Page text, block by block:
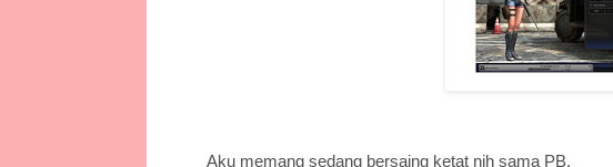
Aku memang sedang bersaing ketat nih sama PB.